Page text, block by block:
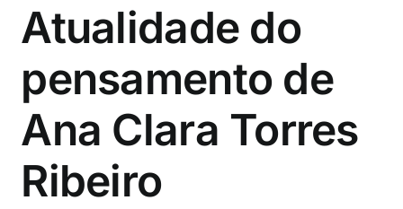
Atualidade do
pensamento de
Ana Clara Torres
Ribeiro